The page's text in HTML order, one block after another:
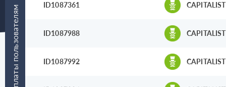
ID1087361 CAPITALIST
ID1087988 CAPITALIST
ID1087992 CAPITALIST